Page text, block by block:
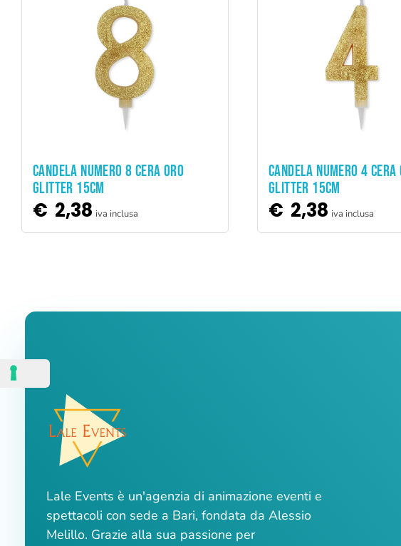
ADD TO CART
CANDELA NUMERO 8 CERA ORO
GLITTER 15CM
€ 2,38 iva inclusa
ADD TO CART
CANDELA NUMERO 4 CERA
GLITTER 15CM
€ 2,38 iva inclusa
Lale Events è un'agenzia di animazione eventi e
spettacoli con sede a Bari, fondata da Alessio
Melillo. Grazie alla sua passione per